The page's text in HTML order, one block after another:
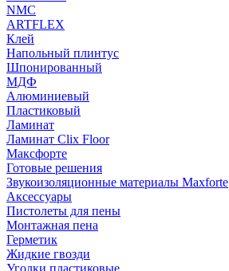
NMC
ARTFLEX
Клей
Напольный плинтус
Шпонированный
МДФ
Алюминиевый
Пластиковый
Ламинат
Ламинат Clix Floor
Максфорте
Готовые решения
Звукоизоляционные материалы Maxforte
Аксессуары
Пистолеты для пены
Монтажная пена
Герметик
Жидкие гвозди
Уголки пластиковые